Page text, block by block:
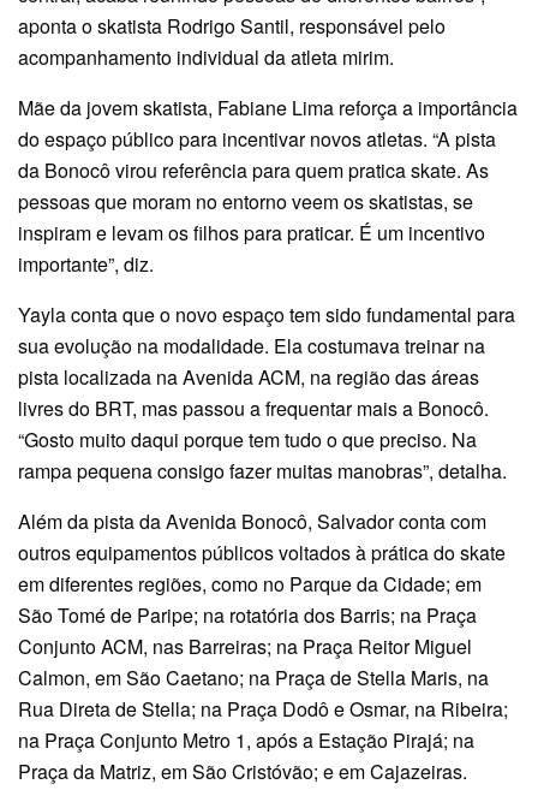
aponta o skatista Rodrigo Santil, responsável pelo
acompanhamento individual da atleta mirim.
Mãe da jovem skatista, Fabiane Lima reforça a importância
do espaço público para incentivar novos atletas. “A pista
da Bonocô virou referência para quem pratica skate. As
pessoas que moram no entorno veem os skatistas, se
inspiram e levam os filhos para praticar. É um incentivo
importante”, diz.
Yayla conta que o novo espaço tem sido fundamental para
sua evolução na modalidade. Ela costumava treinar na
pista localizada na Avenida ACM, na região das áreas
livres do BRT, mas passou a frequentar mais a Bonocô.
“Gosto muito daqui porque tem tudo o que preciso. Na
rampa pequena consigo fazer muitas manobras”, detalha.
Além da pista da Avenida Bonocô, Salvador conta com
outros equipamentos públicos voltados à prática do skate
em diferentes regiões, como no Parque da Cidade; em
São Tomé de Paripe; na rotatória dos Barris; na Praça
Conjunto ACM, nas Barreiras; na Praça Reitor Miguel
Calmon, em São Caetano; na Praça de Stella Maris, na
Rua Direta de Stella; na Praça Dodô e Osmar, na Ribeira;
na Praça Conjunto Metro 1, após a Estação Pirajá; na
Praça da Matriz, em São Cristóvão; e em Cajazeiras.